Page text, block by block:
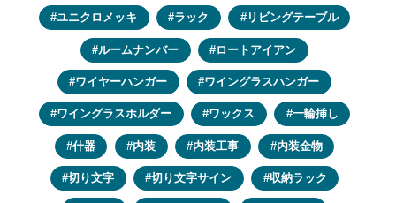
ユニクロメッキ ラック リビングテーブル
ルームナンバー ロートアイアン
ワイヤーハンガー ワイングラスハンガー
ワイングラスホルダー ワックス 一輪挿し
什器 内装 内装工事 内装金物
切り文字 切り文字サイン 収納ラック